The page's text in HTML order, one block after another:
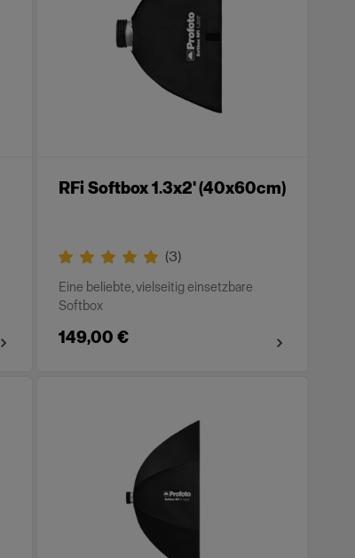
RFi Softbox 1.3x2' (40x60cm)
(3)
Eine beliebte, vielseitig einsetzbare
Softbox
149,00 €